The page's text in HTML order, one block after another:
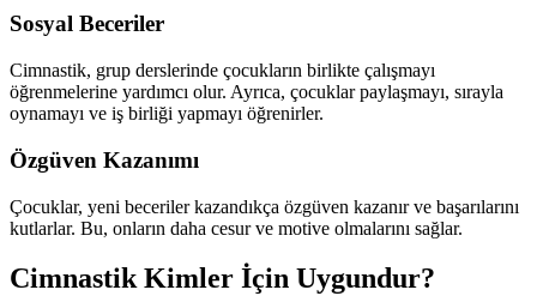
Sosyal Beceriler
Cimnastik, grup derslerinde çocukların birlikte çalışmayı
öğrenmelerine yardımcı olur. Ayrıca, çocuklar paylaşmayı, sırayla
oynamayı ve iş birliği yapmayı öğrenirler.
Özgüven Kazanımı
Çocuklar, yeni beceriler kazandıkça özgüven kazanır ve başarılarını
kutlarlar. Bu, onların daha cesur ve motive olmalarını sağlar.
Cimnastik Kimler İçin Uygundur?